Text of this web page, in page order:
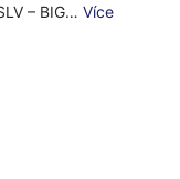
– BIG…Více